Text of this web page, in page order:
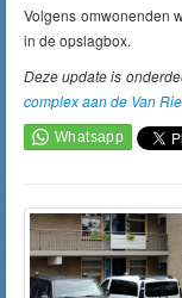
Volgens omwonenden
in de opslagbox.
Deze update is
complex aan de Van